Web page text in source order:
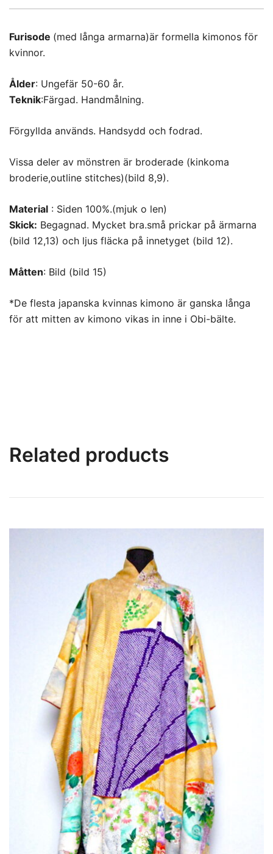
Furisode (med långa armarna)är formella kimonos för
kvinnor.
Ålder: Ungefär 50-60 år.
Teknik:Färgad. Handmålning.
Förgyllda används. Handsydd och fodrad.
Vissa deler av mönstren är broderade (kinkoma
broderie,outline stitches)(bild 8,9).
Material : Siden 100%.(mjuk o len)
Skick: Begagnad. Mycket bra.små prickar på ärmarna
(bild 12,13) och ljus fläcka på innetyget (bild 12).
Måtten: Bild (bild 15)
*De flesta japanska kvinnas kimono är ganska långa
för att mitten av kimono vikas in inne i Obi-bälte.
Related products